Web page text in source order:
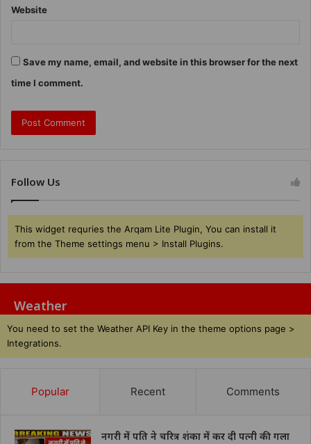
Website
Save my name, email, and website in this browser for the next
time I comment.
Follow Us
This widget requries the Arqam Lite Plugin, You can install it
from the Theme settings menu > Install Plugins.
Weather
You need to set the Weather API Key in the theme options page >
Integrations.
Popular Recent Comments
नगरी में पति ने चरित्र शंका में कर दी पत्नी की गला